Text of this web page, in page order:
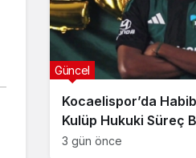
Kocaelispor’da
Kulüp Hukuki Süreç
3 gün önce
Güncel